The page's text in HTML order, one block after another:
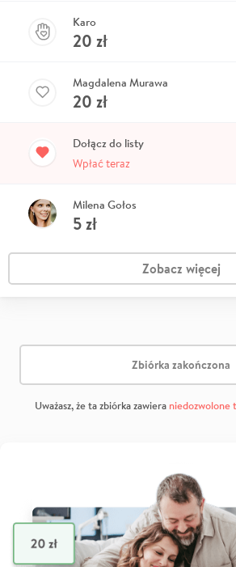
Karo
20 zł
Magdalena Murawa
20 zł
Dołącz do listy
Wpłać teraz
Milena Gołos
5zł
Zobacz więcej
Zbiórka zakończona
Uważasz, że ta zbiórka zawiera niedozwolone